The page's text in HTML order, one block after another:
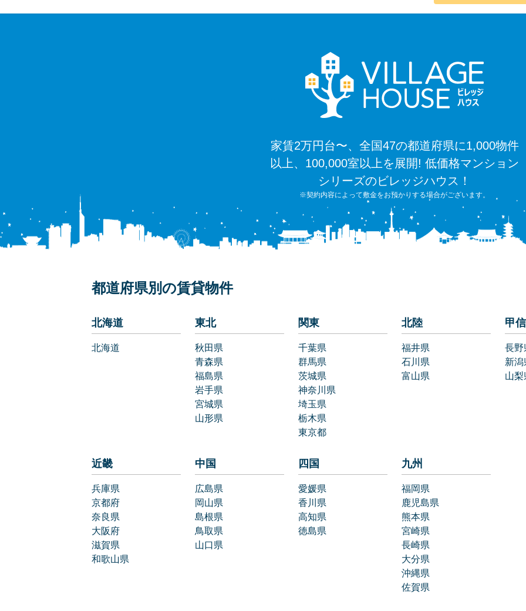
家賃2万円台〜、全国47の都道府県に1,000物件
以上、100,000室以上を展開! 低価格マンション
シリーズのビレッジハウス！
※契約内容によって敷金をお預かりする場合がございます。
都道府県別の賃貸物件
北海道
北海道
東北
秋田県
青森県
福島県
岩手県
宮城県
山形県
関東
千葉県
群馬県
茨城県
神奈川県
埼玉県
栃木県
東京都
北陸
福井県
石川県
富山県
甲
長野
新潟
山梨
近畿
兵庫県
京都府
奈良県
大阪府
滋賀県
和歌山県
中国
広島県
岡山県
島根県
鳥取県
山口県
四国
愛媛県
香川県
高知県
徳島県
九州
福岡県
鹿児島県
熊本県
宮崎県
長崎県
大分県
沖縄県
佐賀県